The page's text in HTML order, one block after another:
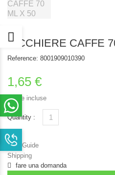
BICCHIERE CAFFE
Reference: 8001909010390
1,65 €
Tasse incluse
Quantity :
Size Guide
Shipping
fare una domanda